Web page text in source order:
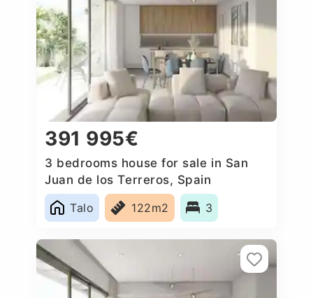
391 995€
3 bedrooms house for sale in San
Juan de los Terreros, Spain
Talo
122m2 3